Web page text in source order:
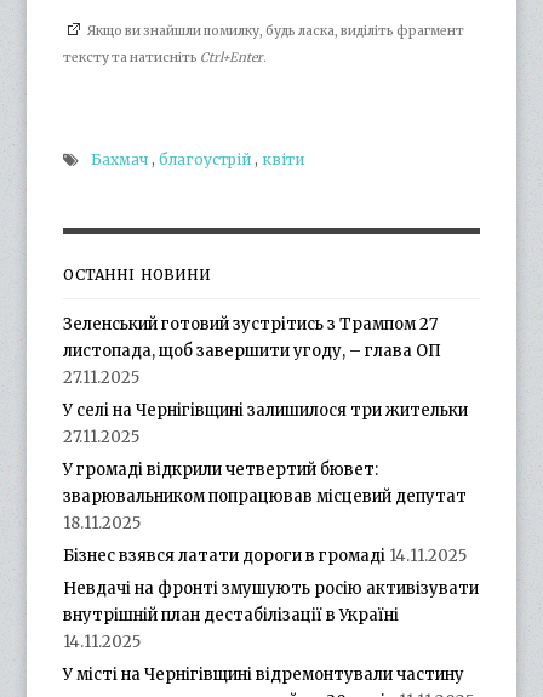
Якщо ви знайшли помилку, будь ласка, виділіть фрагмент
тексту та натисніть Ctrl+Enter.
Бахмач ,благоустрій , квіти
ОСТАННІ НОВИНИ
Зеленський готовий зустрітись з Трампом 27
листопада, щоб завершити угоду, – глава ОП
27.11.2025
У селі на Чернігівщині залишилося три жительки
27.11.2025
У громаді відкрили четвертий бювет:
зварювальником попрацював місцевий депутат
18.11.2025
Бізнес взявся латати дороги в громаді 14.11.2025
Невдачі на фронті змушують росію активізувати
внутрішній план дестабілізації в Україні
14.11.2025
У місті на Чернігівщині відремонтували частину